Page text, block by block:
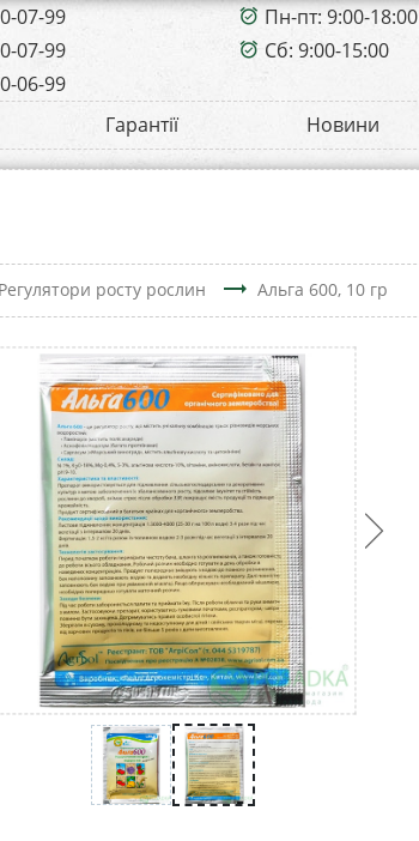
07-99
07-99
06-99
alarm_on Пн-пт: 9:00-18:00
alarm_on Сб: 9:00-15:00
Гарантії Новини
росту рослин trending_flat Альга 600, 10 гр